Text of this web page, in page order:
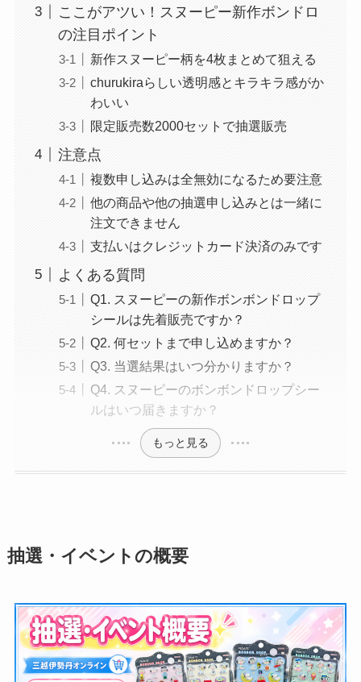
ここがアツい！スヌーピー新作ボンドロ
の注目ポイント
新作スヌーピー柄を4枚まとめて狙える
churukiraらしい透明感とキラキラ感がか
わいい
限定販売数2000セットで抽選販売
注意点
複数申し込みは全無効になるため要注意
他の商品や他の抽選申し込みとは一緒に
注文できません
支払いはクレジットカード決済のみです
よくある質問
Q1. スヌーピーの新作ボンボンドロップ
シールは先着販売ですか？
Q2. 何セットまで申し込めますか？
Q3. 当選結果はいつ分かりますか？
Q4. スヌーピーのボンボンドロップシー
ルはいつ届きますか？
もっと見る
抽選・イベントの概要